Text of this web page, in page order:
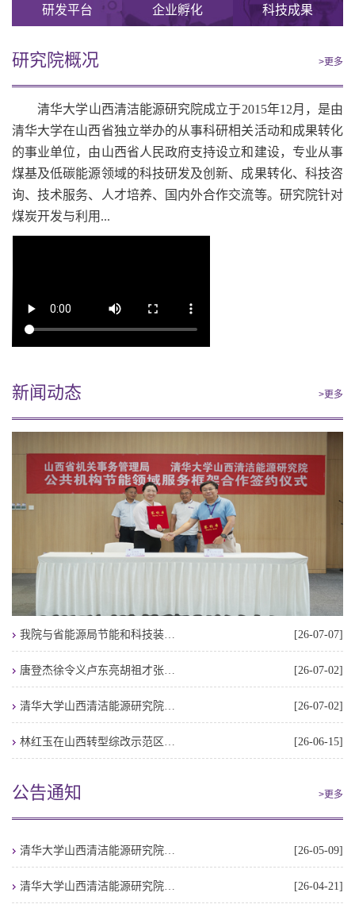
研发平台 企业孵化 科技成果
研究院概况 >更多
清华大学山西清洁能源研究院成立于2015年12月，是由
清华大学在山西省独立举办的从事科研相关活动和成果转化
的事业单位，由山西省人民政府支持设立和建设，专业从事
煤基及低碳能源领域的科技研发及创新、成果转化、科技咨
询、技术服务、人才培养、国内外合作交流等。研究院针对
煤炭开发与利用...
新闻动态 >更多
我院与省能源局节能和科技装备处进行能源科技创新工作交流 [26-07-07]
唐登杰徐令义卢东亮胡祖才张春林深入企业开展调研服务 [26-07-02]
清华大学山西清洁能源研究院与山西金控集团座谈交流 [26-07-02]
林红玉在山西转型综改示范区开展入企服务时强调 树牢服务企业就是服务发展的理念 以精准高效服务激活企业发展动能 胡勇参加 [26-06-15]
公告通知 >更多
清华大学山西清洁能源研究院公开选聘招标代理机构成交结果公告 [26-05-09]
清华大学山西清洁能源研究院生态环境调查技术服务采购项目询价结果公告 [26-04-21]